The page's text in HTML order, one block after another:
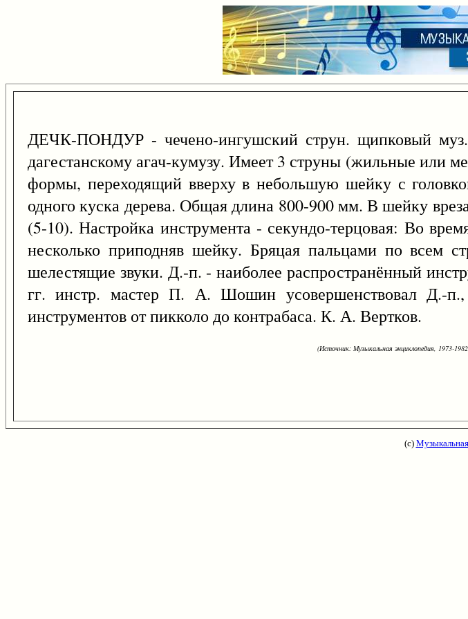
ДЕЧК-ПОНДУР - чечено-ингушский струн. щипковый муз.
дагестанскому агач-кумузу. Имеет 3 струны (жильные или
формы, переходящий вверху в небольшую шейку с
одного куска дерева. Общая длина 800-900 мм. В шейку
(5-10). Настройка инструмента - секундо-терцовая: Во
несколько приподняв шейку. Бряцая пальцами по всем
шелестящие звуки. Д.-п. - наиболее распространённый
гг. инстр. мастер П. А. Шошин усовершенствовал Д.-п.,
инструментов от пикколо до контрабаса. К. А. Вертков.
(Источник: Музыкальная энциклопедия, 1973-
(с)